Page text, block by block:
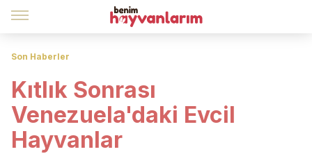
Son Haberler
Kıtlık Sonrası
Venezuela'daki Evcil
Hayvanlar